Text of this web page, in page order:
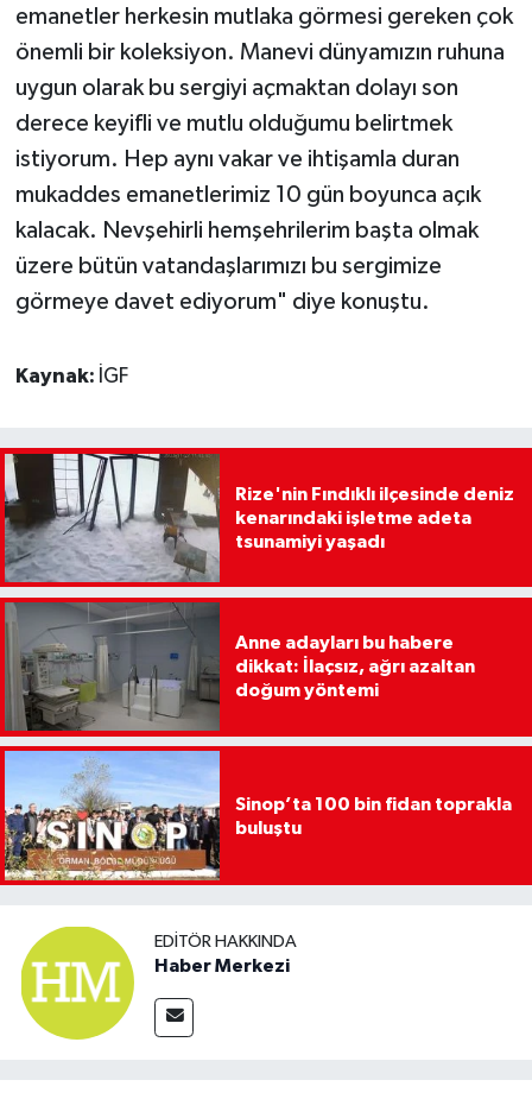
emanetler herkesin mutlaka görmesi gereken çok
önemli bir koleksiyon. Manevi dünyamızın ruhuna
uygun olarak bu sergiyi açmaktan dolayı son
derece keyifli ve mutlu olduğumu belirtmek
istiyorum. Hep aynı vakar ve ihtişamla duran
mukaddes emanetlerimiz 10 gün boyunca açık
kalacak. Nevşehirli hemşehrilerim başta olmak
üzere bütün vatandaşlarımızı bu sergimize
görmeye davet ediyorum" diye konuştu.
Kaynak: İGF
Rize'nin Fındıklı ilçesinde deniz
kenarındaki işletme adeta
tsunamiyi yaşadı
Anne adayları bu habere
dikkat: İlaçsız, ağrı azaltan
doğum yöntemi
Sinop’ta 100 bin fidan toprakla
buluştu
EDITÖR HAKKINDA
Haber Merkezi